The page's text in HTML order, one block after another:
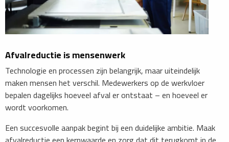
Afvalreductie is mensenwerk
Technologie en processen zijn belangrijk, maar uiteindelijk
maken mensen het verschil. Medewerkers op de werkvloer
bepalen dagelijks hoeveel afval er ontstaat – en hoeveel er
wordt voorkomen.
Een succesvolle aanpak begint bij een duidelijke ambitie. Maak